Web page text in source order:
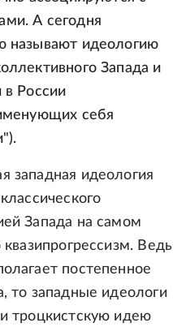
А сегодня
называют идеологию
Запада и
в России
себя
западная идеология
Запада на самом
Ведь
постепенное
то западные идеологи
троцкистскую идею